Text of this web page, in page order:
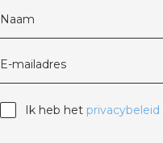
Naam
E-mailadres
Ik heb het privacybeleid